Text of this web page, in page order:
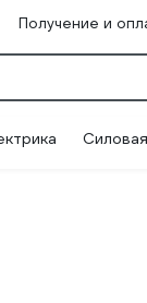
Получение и